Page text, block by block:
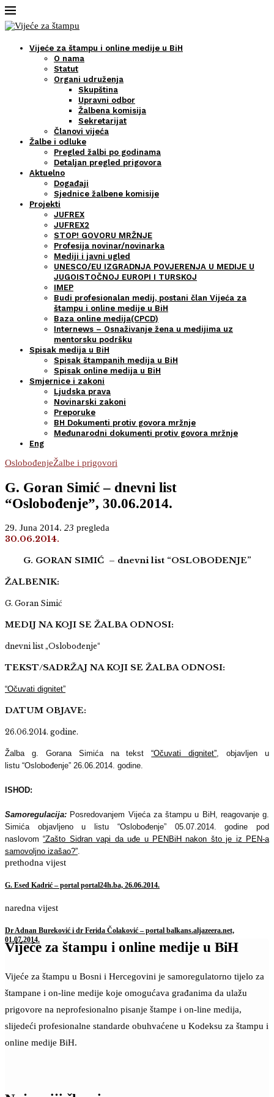
Vijeće za štampu i online medije u BiH
O nama
Statut
Organi udruženja
Skupština
Upravni odbor
Žalbena komisija
Sekretarijat
Članovi vijeća
Žalbe i odluke
Pregled žalbi po godinama
Detaljan pregled prigovora
Aktuelno
Događaji
Sjednice žalbene komisije
Projekti
JUFREX
JUFREX2
STOP! GOVORU MRŽNJE
Profesija novinar/novinarka
Mediji i javni ugled
UNESCO/EU IZGRADNJA POVJERENJA U MEDIJE U
JUGOISTOČNOJ EUROPI I TURSKOJ
IMEP
Budi profesionalan medij, postani član Vijeća za
štampu i online medije u BiH
Baza online medija(CPCD)
Internews – Osnaživanje žena u medijima uz
mentorsku podršku
Spisak medija u BiH
Spisak štampanih medija u BiH
Spisak online medija u BiH
Smjernice i zakoni
Ljudska prava
Novinarski zakoni
Preporuke
BH Dokumenti protiv govora mržnje
Međunarodni dokumenti protiv govora mržnje
Eng
OslobođenjeŽalbe i prigovori
G. Goran Simić – dnevni list
“Oslobođenje”, 30.06.2014.
29. Juna 2014. 23 pregleda
30.06.2014.
G. GORAN SIMIĆ – dnevni list “OSLOBOĐENJE”
ŽALBENIK:
G. Goran Simić
MEDIJ NA KOJI SE ŽALBA ODNOSI:
dnevni list „Oslobođenje“
TEKST/SADRŽAJ NA KOJI SE ŽALBA ODNOSI:
“Očuvati dignitet”
DATUM OBJAVE:
26.06.2014. godine.
Žalba g. Gorana Simića na tekst“Očuvati dignitet”, objavljen u
listu “Oslobođenje” 26.06.2014. godine.
ISHOD:
Samoregulacija: Posredovanjem Vijeća za štampu u BiH, reagovanje g.
Simića objavljeno u listu “Oslobođenje” 05.07.2014. godine pod
naslovom“Zašto Sidran vapi da uđe u PENBiH nakon što je iz PEN-a
samovoljno izašao?”.
prethodna vijest
G. Esed Kadrić – portal portal24h.ba, 26.06.2014.
naredna vijest
Dr Adnan Bureković i dr Ferida Čolaković – portal balkans.aljazeera.net,
01.07.2014.
Vijeće za štampu i online medije u BiH
Vijeće za štampu u Bosni i Hercegovini je samoregulatorno tijelo za
štampane i on-line medije koje omogućava građanima da ulažu
prigovore na neprofesionalno pisanje štampe i on-line medija,
slijedeći profesionalne standarde obuhvaćene u Kodeksu za štampu i
online medije BiH.